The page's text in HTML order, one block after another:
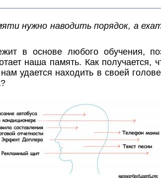
нужно наводить порядок, а
в основе любого обучения,
наша память. Как получается,
удается находить в своей